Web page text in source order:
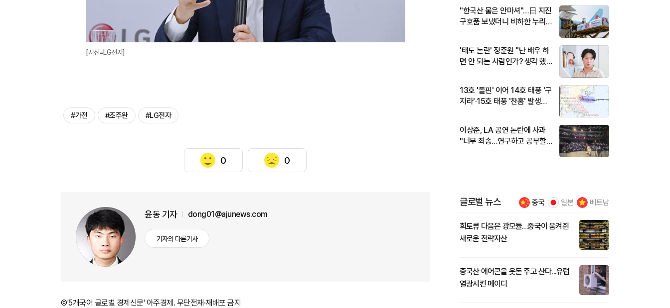
[사진=LG전자]
#가전 #조주완 #LG전자
0 0
윤동 기자 dong01@ajunews.com
기자의 다른기사
©'5개국어 글로벌 경제신문' 아주경제. 무단전재·재배포 금지
"한국산 물은 안마셔"…日 지진
구호품 보냈더니 비하한 누리
'태도 논란' 정준원 "난 배우 하
면 안 되는 사람인가? 생각 했
13호 '돌핀' 이어 14호 태풍 '구
지라'·15호 태풍 '찬홈' 발생…
이상준, LA 공연 논란에 사과
"너무 죄송…연구하고 공부할
글로벌 뉴스 중국 일본 베트남
희토류 다음은 광모듈…중국이 움켜쥔
새로운 전략자산
중국산 에어콘을 웃돈 주고 산다...유럽
열광시킨 메이디